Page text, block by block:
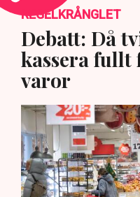
REGELKRÅNGLET
Debatt: Då
kassera fullt
varor